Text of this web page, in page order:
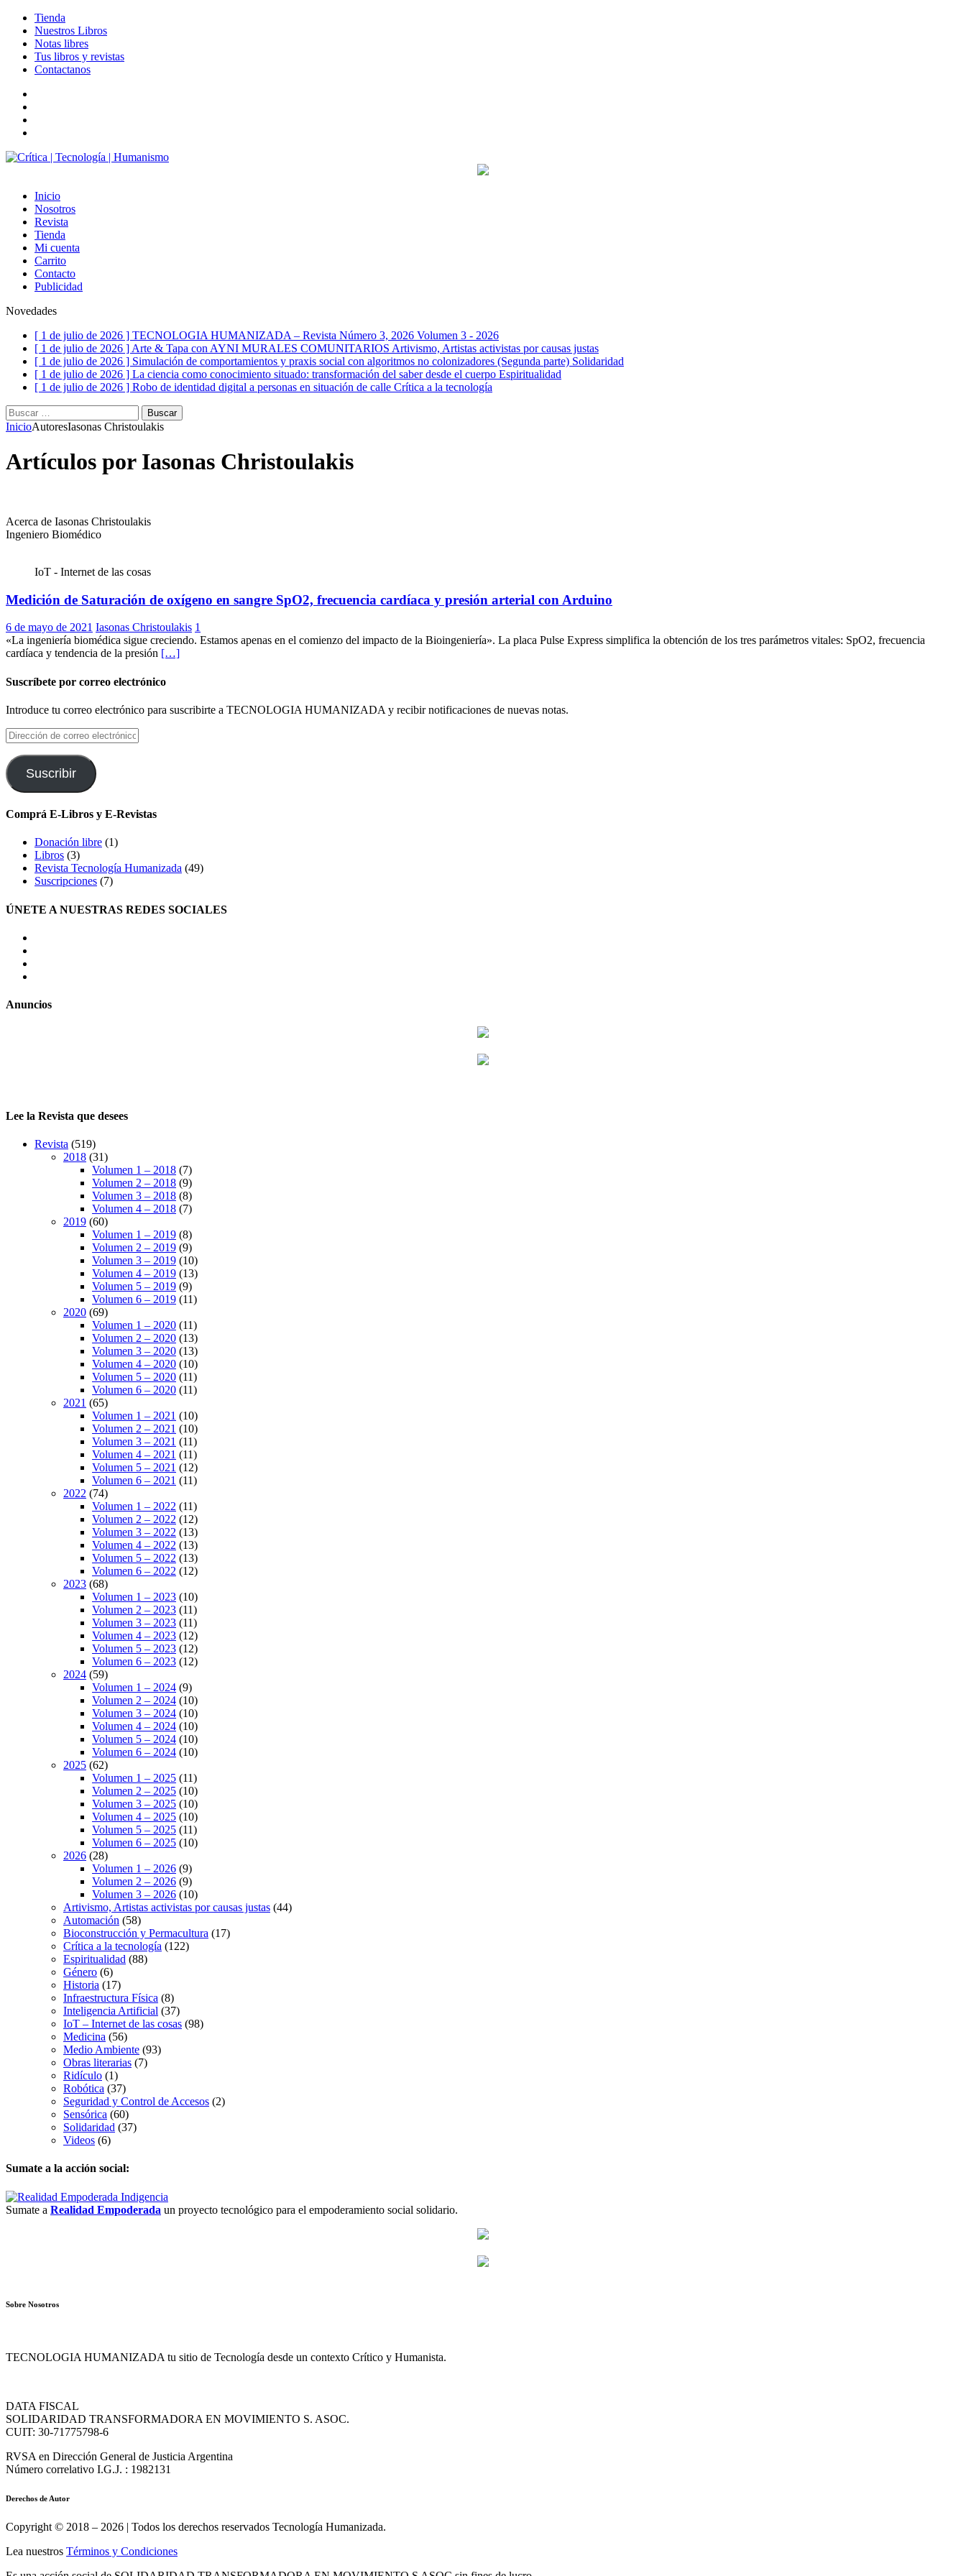
Tienda
Nuestros Libros
Notas libres
Tus libros y revistas
Contactanos
Inicio
Nosotros
Revista
Tienda
Mi cuenta
Carrito
Contacto
Publicidad
Novedades
[ 1 de julio de 2026 ] TECNOLOGIA HUMANIZADA – Revista Número 3, 2026 Volumen 3 - 2026
[ 1 de julio de 2026 ] Arte & Tapa con AYNI MURALES COMUNITARIOS Artivismo, Artistas activistas por causas justas
[ 1 de julio de 2026 ] Simulación de comportamientos y praxis social con algoritmos no colonizadores (Segunda parte) Solidaridad
[ 1 de julio de 2026 ] La ciencia como conocimiento situado: transformación del saber desde el cuerpo Espiritualidad
[ 1 de julio de 2026 ] Robo de identidad digital a personas en situación de calle Crítica a la tecnología
Buscar:
InicioAutoresIasonas Christoulakis
Artículos por Iasonas Christoulakis
Acerca de Iasonas Christoulakis
Ingeniero Biomédico
IoT - Internet de las cosas
Medición de Saturación de oxígeno en sangre SpO2, frecuencia cardíaca y presión arterial con Arduino
6 de mayo de 2021 Iasonas Christoulakis 1
«La ingeniería biomédica sigue creciendo. Estamos apenas en el comienzo del impacto de la Bioingeniería». La placa Pulse Express simplifica la obtención de los tres parámetros vitales: SpO2, frecuencia
cardíaca y tendencia de la presión […]
Suscríbete por correo electrónico
Introduce tu correo electrónico para suscribirte a TECNOLOGIA HUMANIZADA y recibir notificaciones de nuevas notas.
Dirección
de
correo
electrónico
Suscribir
Comprá E-Libros y E-Revistas
Donación libre (1)
Libros (3)
Revista Tecnología Humanizada (49)
Suscripciones (7)
ÚNETE A NUESTRAS REDES SOCIALES
Anuncios
Lee la Revista que desees
Revista (519)
2018 (31)
Volumen 1 – 2018 (7)
Volumen 2 – 2018 (9)
Volumen 3 – 2018 (8)
Volumen 4 – 2018 (7)
2019 (60)
Volumen 1 – 2019 (8)
Volumen 2 – 2019 (9)
Volumen 3 – 2019 (10)
Volumen 4 – 2019 (13)
Volumen 5 – 2019 (9)
Volumen 6 – 2019 (11)
2020 (69)
Volumen 1 – 2020 (11)
Volumen 2 – 2020 (13)
Volumen 3 – 2020 (13)
Volumen 4 – 2020 (10)
Volumen 5 – 2020 (11)
Volumen 6 – 2020 (11)
2021 (65)
Volumen 1 – 2021 (10)
Volumen 2 – 2021 (10)
Volumen 3 – 2021 (11)
Volumen 4 – 2021 (11)
Volumen 5 – 2021 (12)
Volumen 6 – 2021 (11)
2022 (74)
Volumen 1 – 2022 (11)
Volumen 2 – 2022 (12)
Volumen 3 – 2022 (13)
Volumen 4 – 2022 (13)
Volumen 5 – 2022 (13)
Volumen 6 – 2022 (12)
2023 (68)
Volumen 1 – 2023 (10)
Volumen 2 – 2023 (11)
Volumen 3 – 2023 (11)
Volumen 4 – 2023 (12)
Volumen 5 – 2023 (12)
Volumen 6 – 2023 (12)
2024 (59)
Volumen 1 – 2024 (9)
Volumen 2 – 2024 (10)
Volumen 3 – 2024 (10)
Volumen 4 – 2024 (10)
Volumen 5 – 2024 (10)
Volumen 6 – 2024 (10)
2025 (62)
Volumen 1 – 2025 (11)
Volumen 2 – 2025 (10)
Volumen 3 – 2025 (10)
Volumen 4 – 2025 (10)
Volumen 5 – 2025 (11)
Volumen 6 – 2025 (10)
2026 (28)
Volumen 1 – 2026 (9)
Volumen 2 – 2026 (9)
Volumen 3 – 2026 (10)
Artivismo, Artistas activistas por causas justas (44)
Automación (58)
Bioconstrucción y Permacultura (17)
Crítica a la tecnología (122)
Espiritualidad (88)
Género (6)
Historia (17)
Infraestructura Física (8)
Inteligencia Artificial (37)
IoT – Internet de las cosas (98)
Medicina (56)
Medio Ambiente (93)
Obras literarias (7)
Ridículo (1)
Robótica (37)
Seguridad y Control de Accesos (2)
Sensórica (60)
Solidaridad (37)
Videos (6)
Sumate a la acción social:
Sumate a Realidad Empoderada un proyecto tecnológico para el empoderamiento social solidario.
Sobre Nosotros
TECNOLOGIA HUMANIZADA tu sitio de Tecnología desde un contexto Crítico y Humanista.
DATA FISCAL
SOLIDARIDAD TRANSFORMADORA EN MOVIMIENTO S. ASOC.
CUIT: 30-71775798-6
RVSA en Dirección General de Justicia Argentina
Número correlativo I.G.J. : 1982131
Derechos de Autor
Copyright © 2018 – 2026 | Todos los derechos reservados Tecnología Humanizada.
Lea nuestros Términos y Condiciones